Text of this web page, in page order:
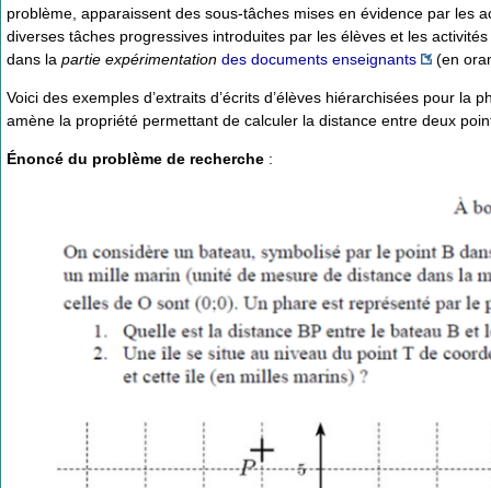
problème, apparaissent des sous-tâches mises en évidence par les
diverses tâches progressives introduites par les élèves et les
dans la partie expérimentation des documents enseignants (en
Voici des exemples d’extraits d’écrits d’élèves hiérarchisées pour
amène la propriété permettant de calculer la distance entre deux
Énoncé du problème de recherche :